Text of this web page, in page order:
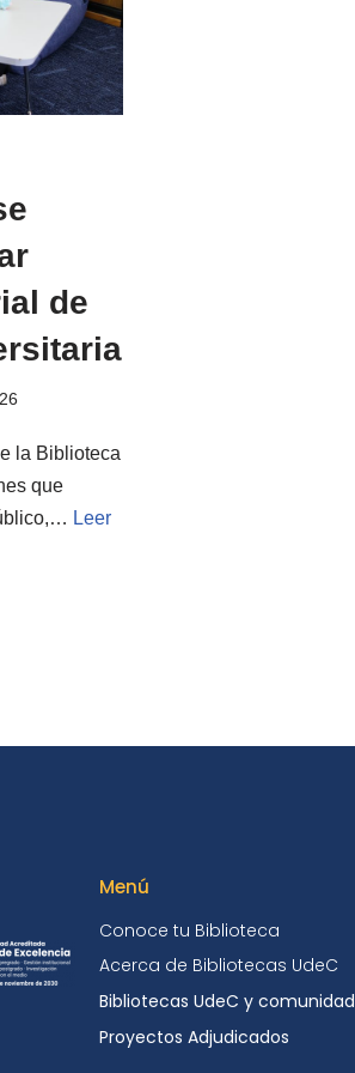
de
la Biblioteca
que
Leer
Menú
Conoce tu Biblioteca
Acerca de Bibliotecas UdeC
Bibliotecas UdeC y comunidad
Proyectos Adjudicados